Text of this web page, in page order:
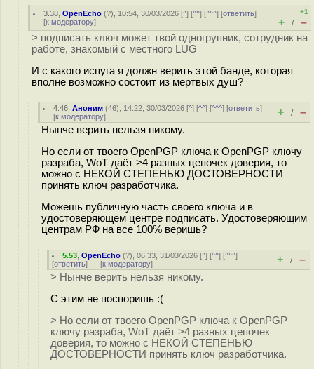
3.38 ,OpenEcho (?), 10:54, 30/03/2026 [^] [^^] [^^^] [ответить]
[к модератору]
+1
+ / –
> подписать ключ может твой одногрупник, сотрудник на
работе, знакомый с местного LUG
И с какого испуга я должн верить этой банде, которая
вполне возможно состоит из мертвых душ?
4.46 ,Аноним (46), 14:22, 30/03/2026 [^] [^^] [^^^] [ответить]
[к модератору] + / –
Нынче верить нельзя никому.
Но если от твоего OpenPGP ключа к OpenPGP ключу
разраба, WoT даёт >4 разных цепочек доверия, то
можно с НЕКОЙ СТЕПЕНЬЮ ДОСТОВЕРНОСТИ
принять ключ разработчика.
Можешь публичную часть своего ключа и в
удостоверяющем центре подписать. Удостоверяющим
центрам РФ на все 100% веришь?
5.53 ,OpenEcho (?), 06:33, 31/03/2026 [^] [^^] [^^^]
[ответить] [к модератору] + / –
> Нынче верить нельзя никому.
С этим не поспоришь :(
> Но если от твоего OpenPGP ключа к OpenPGP
ключу разраба, WoT даёт >4 разных цепочек
доверия, то можно с НЕКОЙ СТЕПЕНЬЮ
ДОСТОВЕРНОСТИ принять ключ разработчика.